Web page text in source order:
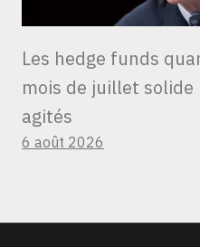
Les hedge funds
mois de juillet
agités
6 août 2026